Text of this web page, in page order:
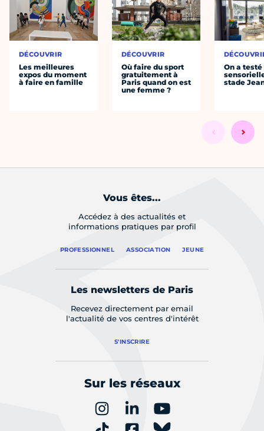
DÉCOUVRIR
Les meilleures
expos du moment
à faire en famille
DÉCOUVRIR
Où faire du sport
gratuitement à
Paris quand on est
une femme ?
On a
stade
Vous êtes...
Accédez à des actualités et
informations pratiques par profil
PROFESSIONNEL ASSOCIATION JEUNE
Les newsletters de Paris
Recevez directement par email
l'actualité de vos centres d'intérêt
S'INSCRIRE
Sur les réseaux